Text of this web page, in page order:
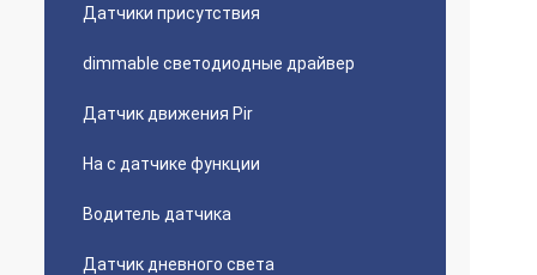
Датчики присутствия
dimmable светодиодные драйвер
Датчик движения Pir
На с датчике функции
Водитель датчика
Датчик дневного света